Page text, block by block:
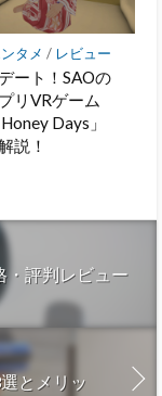
タメ / レビュー
ート！SAOの
リVRゲーム
Days」
説！
・評判レビュー
とメリッ